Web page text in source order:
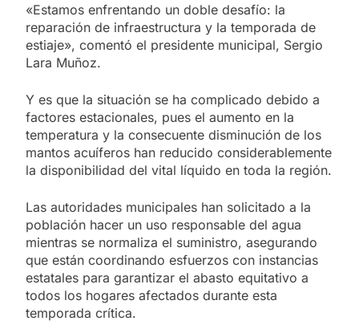
«Estamos enfrentando un doble desafío: la
reparación de infraestructura y la temporada de
estiaje», comentó el presidente municipal, Sergio
Lara Muñoz.
Y es que la situación se ha complicado debido a
factores estacionales, pues el aumento en la
temperatura y la consecuente disminución de los
mantos acuíferos han reducido considerablemente
la disponibilidad del vital líquido en toda la región.
Las autoridades municipales han solicitado a la
población hacer un uso responsable del agua
mientras se normaliza el suministro, asegurando
que están coordinando esfuerzos con instancias
estatales para garantizar el abasto equitativo a
todos los hogares afectados durante esta
temporada crítica.